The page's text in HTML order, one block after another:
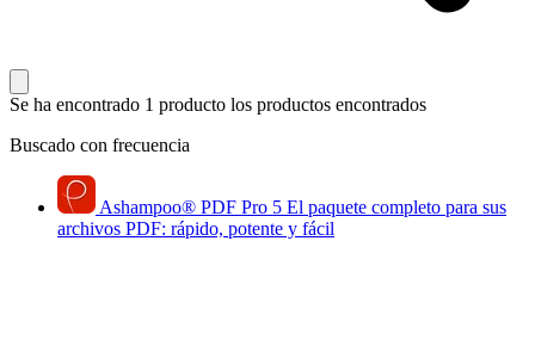
Se ha encontrado 1 producto los productos encontrados
Buscado con frecuencia
Ashampoo® PDF Pro 5 El paquete completo para sus
archivos PDF: rápido, potente y fácil